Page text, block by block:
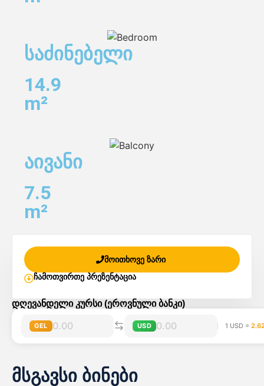
საძინებელი
14.9
m²
აივანი
7.5
m²
მოითხოვე ზარი
ჩამოთვირთე პრეზენტაცია
დღევანდელი კურსი (ეროვნული ბანკი)
GEL USD 1 USD =
მსგავსი ბინები